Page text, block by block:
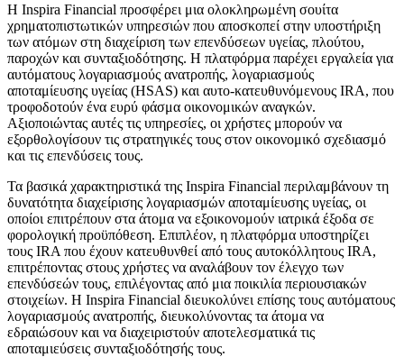
Η Inspira Financial προσφέρει μια ολοκληρωμένη σουίτα
χρηματοπιστωτικών υπηρεσιών που αποσκοπεί στην υποστήριξη
των ατόμων στη διαχείριση των επενδύσεων υγείας, πλούτου,
παροχών και συνταξιοδότησης. Η πλατφόρμα παρέχει εργαλεία για
αυτόματους λογαριασμούς ανατροπής, λογαριασμούς
αποταμίευσης υγείας (HSAS) και αυτο-κατευθυνόμενους IRA, που
τροφοδοτούν ένα ευρύ φάσμα οικονομικών αναγκών.
Αξιοποιώντας αυτές τις υπηρεσίες, οι χρήστες μπορούν να
εξορθολογίσουν τις στρατηγικές τους στον οικονομικό σχεδιασμό
και τις επενδύσεις τους.
Τα βασικά χαρακτηριστικά της Inspira Financial περιλαμβάνουν τη
δυνατότητα διαχείρισης λογαριασμών αποταμίευσης υγείας, οι
οποίοι επιτρέπουν στα άτομα να εξοικονομούν ιατρικά έξοδα σε
φορολογική προϋπόθεση. Επιπλέον, η πλατφόρμα υποστηρίζει
τους IRA που έχουν κατευθυνθεί από τους αυτοκόλλητους IRA,
επιτρέποντας στους χρήστες να αναλάβουν τον έλεγχο των
επενδύσεών τους, επιλέγοντας από μια ποικιλία περιουσιακών
στοιχείων. Η Inspira Financial διευκολύνει επίσης τους αυτόματους
λογαριασμούς ανατροπής, διευκολύνοντας τα άτομα να
εδραιώσουν και να διαχειριστούν αποτελεσματικά τις
αποταμιεύσεις συνταξιοδότησής τους.